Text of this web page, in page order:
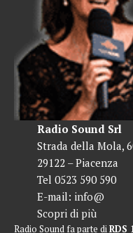
Radio Sound Srl
Strada della Mola,
29122 – Piacenza
Tel 0523 590 590
E-mail: info@
Scopri di più
Radio Sound fa parte diRDS